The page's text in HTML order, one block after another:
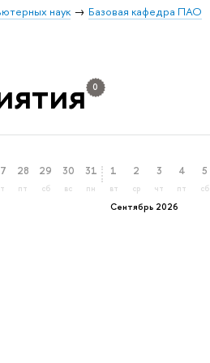
наук
Базовая кафедра ПАО
0
28
пт
29
сб
30
вс
31
пн
Сентябрь 2026
1
вт
2
ср
3
чт
4
пт
5
сб